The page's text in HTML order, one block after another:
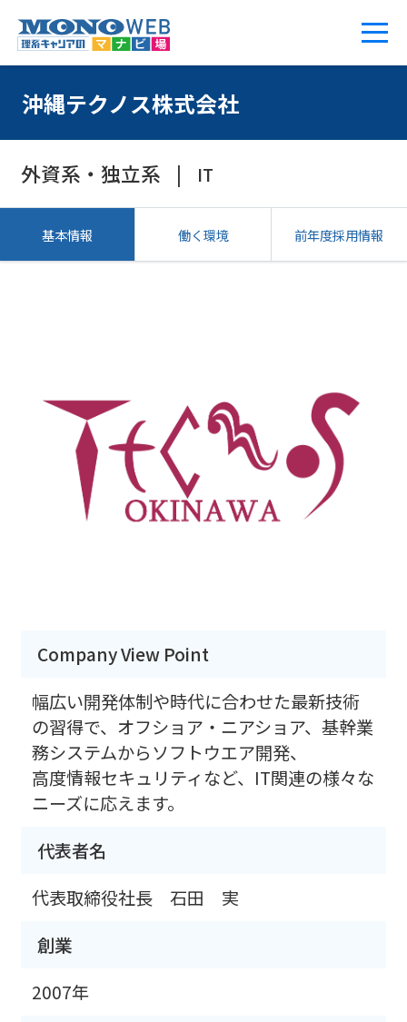
沖縄テクノス株式会社
外資系・独立系 IT
基本情報 働く環境 前年度採用情報
Company View Point
幅広い開発体制や時代に合わせた最新技術
の習得で、オフショア・ニアショア、基幹業
務システムからソフトウエア開発、
高度情報セキュリティなど、IT関連の様々な
ニーズに応えます。
代表者名
代表取締役社長 石田 実
創業
2007年